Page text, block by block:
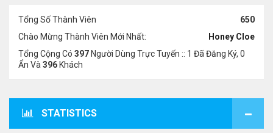
Tổng Số Thành Viên
650
Chào Mừng Thành Viên Mới Nhất:
Honey Cloe
Tổng Cộng Có 397 Người Dùng Trực Tuyến :: 1 Đã Đăng Ký, 0
Ẩn Và 396 Khách
STATISTICS